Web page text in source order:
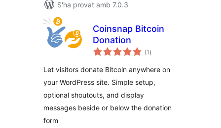
S'ha provat amb 7.0.3
Coinsnap Bitcoin
Donation
(1 puntuacions
totals
)
Let visitors donate Bitcoin anywhere on
your WordPress site. Simple setup,
optional shoutouts, and display
messages beside or below the donation
form